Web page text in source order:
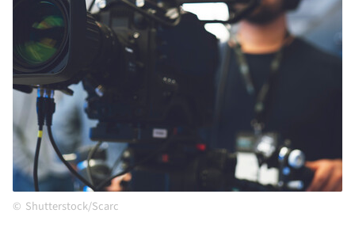
Shutterstock/Scarc